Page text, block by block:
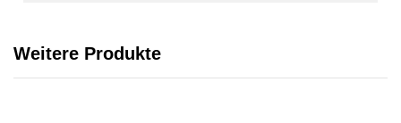
Weitere Produkte